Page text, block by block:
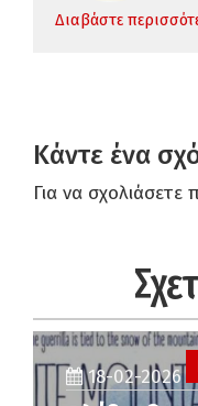
Διαβάστε
Κάντε ένα
Για να σχολιάσετε
18-02-2026